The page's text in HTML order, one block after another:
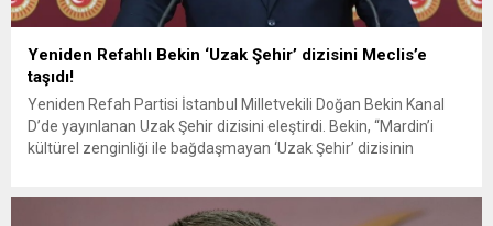
Yeniden Refahlı Bekin ‘Uzak Şehir’ dizisini Meclis’e
taşıdı!
Yeniden Refah Partisi İstanbul Milletvekili Doğan Bekin Kanal
D’de yayınlanan Uzak Şehir dizisini eleştirdi. Bekin, “Mardin’i
kültürel zenginliği ile bağdaşmayan ‘Uzak Şehir’ dizisinin
Bekin, Meclis’te düzenlediği basın toplantısında, 12 Kasım’ın